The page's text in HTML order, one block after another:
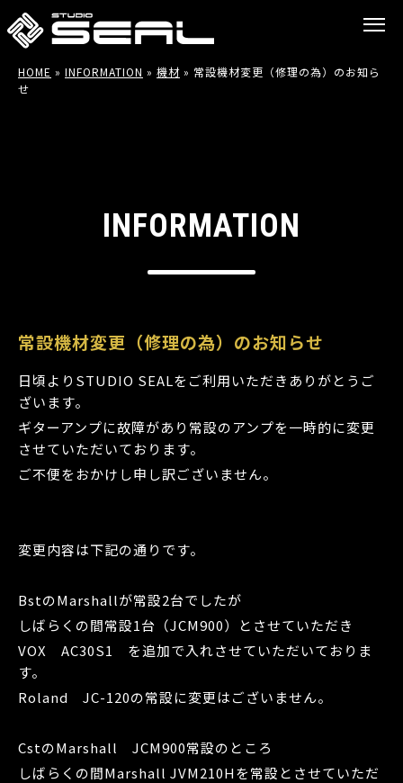
HOME » INFORMATION » 機材 » 常設機材変更（修理の為）のお知ら
せ
INFORMATION
常設機材変更（修理の為）のお知らせ
日頃よりSTUDIO SEALをご利用いただきありがとうご
ざいます。
ギターアンプに故障があり常設のアンプを一時的に変更
させていただいております。
ご不便をおかけし申し訳ございません。
変更内容は下記の通りです。
BstのMarshallが常設2台でしたが
しばらくの間常設1台（JCM900）とさせていただき
VOX AC30S1 を追加で入れさせていただいておりま
す。
Roland JC-120の常設に変更はございません。
CstのMarshall JCM900常設のところ
しばらくの間Marshall JVM210Hを常設とさせていただ